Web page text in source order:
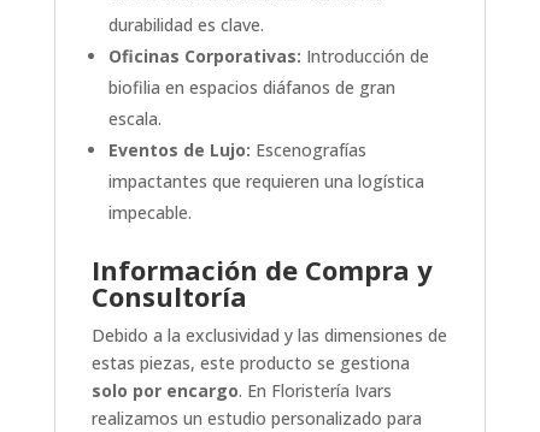
durabilidad es clave.
Oficinas Corporativas: Introducción de
biofilia en espacios diáfanos de gran
escala.
Eventos de Lujo: Escenografías
impactantes que requieren una logística
impecable.
Información de Compra y
Consultoría
Debido a la exclusividad y las dimensiones de
estas piezas, este producto se gestiona
solo por encargo. En Floristería Ivars
realizamos un estudio personalizado para